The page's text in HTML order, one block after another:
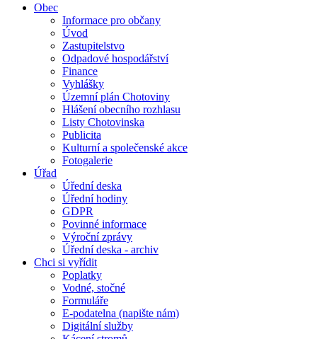
Obec
Informace pro občany
Úvod
Zastupitelstvo
Odpadové hospodářství
Finance
Vyhlášky
Územní plán Chotoviny
Hlášení obecního rozhlasu
Listy Chotovinska
Publicita
Kulturní a společenské akce
Fotogalerie
Úřad
Úřední deska
Úřední hodiny
GDPR
Povinné informace
Výroční zprávy
Úřední deska - archiv
Chci si vyřídit
Poplatky
Vodné, stočné
Formuláře
E-podatelna (napište nám)
Digitální služby